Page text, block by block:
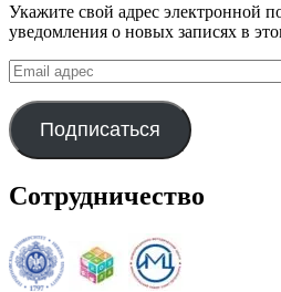
Укажите свой адрес электронной
уведомления о новых записях в
Email
адрес
Подписаться
Сотрудничество